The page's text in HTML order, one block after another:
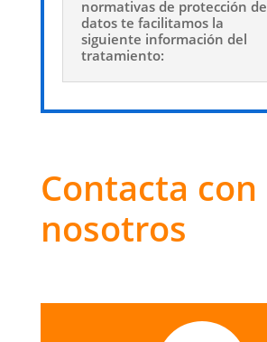
normativas de protección de
datos te facilitamos la
siguiente información del
tratamiento:
Contacta con
nosotros